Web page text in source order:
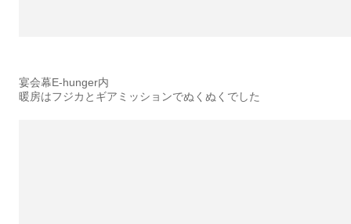
宴会幕E-hunger内
暖房はフジカとギアミッションでぬくぬくでした